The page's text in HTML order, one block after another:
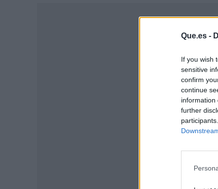
Que.es -
If you wish
sensitive
confirm
continue
information
further